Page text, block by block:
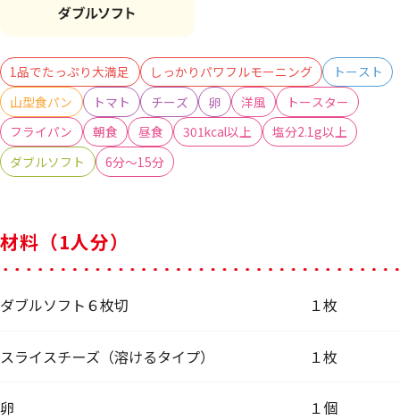
1品でたっぷり大満足 しっかりパワフルモーニング
トースト
山型食パン
トマト チーズ 卵 洋風
トースター
フライパン
朝食 昼食 301kcal以上
塩分2.1g以上
ダブルソフト
6分～15分
材料（1人分）
ダブルソフト６枚切 １枚
スライスチーズ（溶けるタイプ） １枚
卵 １個